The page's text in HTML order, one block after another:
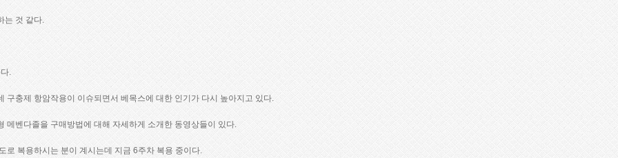
는 것 같다.
.
구충제 항암작용이 이슈되면서 베목스에 대한 인기가 다시 높아지고 있다.
메벤다졸을 구매방법에 대해 자세하게 소개한 동영상들이 있다.
로 복용하시는 분이 계시는데 지금 6주차 복용 중이다.